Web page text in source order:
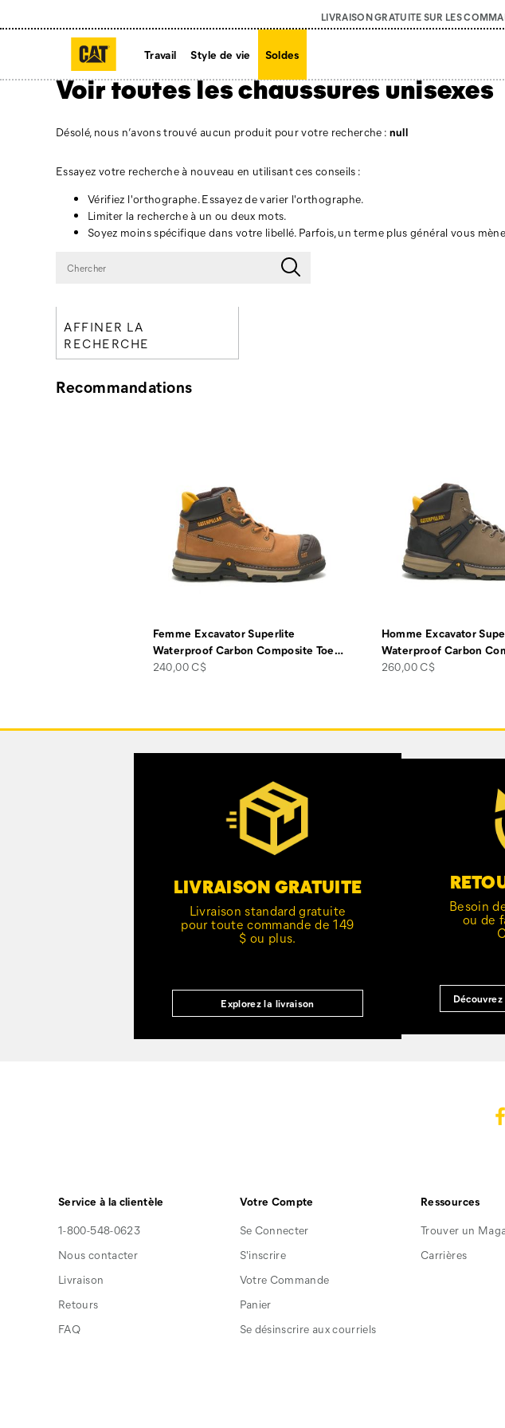
LIVRAISON GRATUITE SUR LES
Travail Style de vie Soldes
Voir toutes les chaussures unisexes
Désolé, nous n’avons trouvé aucun produit pour votre recherche : null
Essayez votre recherche à nouveau en utilisant ces conseils :
Vérifiez l'orthographe. Essayez de varier l'orthographe.
Limiter la recherche à un ou deux mots.
Soyez moins spécifique dans votre libellé. Parfois, un terme plus général vous
AFFINER LA
RECHERCHE
Recommandations
Femme Excavator Superlite
Waterproof Carbon Composite Toe…
price
240,00 C$
Homme Excavator
Waterproof Carbon
price
260,00 C$
vers
LIVRAISON GRATUITE
Livraison standard gratuite
pour toute commande de 149
$ ou plus.
Explorez la livraison
Besoin
ou de
Service à la clientèle
1-800-548-0623
Nous contacter
Livraison
Retours
FAQ
Votre Compte
Se Connecter
S'inscrire
Votre Commande
Panier
Se désinscrire aux courriels
Ressources
Trouver un
Carrières